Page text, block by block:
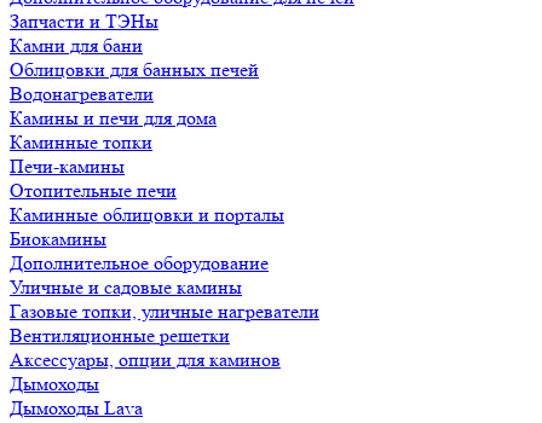
Запчасти и ТЭНы
Камни для бани
Облицовки для банных печей
Водонагреватели
Камины и печи для дома
Каминные топки
Печи-камины
Отопительные печи
Каминные облицовки и порталы
Биокамины
Дополнительное оборудование
Уличные и садовые камины
Газовые топки, уличные нагреватели
Вентиляционные решетки
Аксессуары, опции для каминов
Дымоходы
Дымоходы Lava